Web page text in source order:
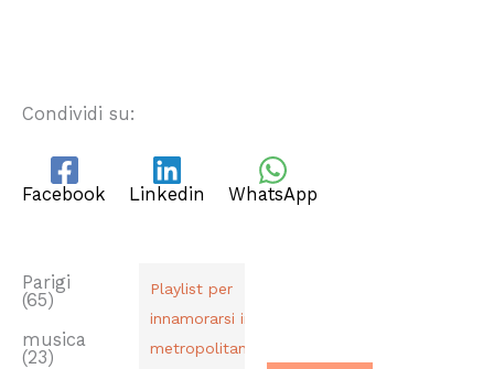
Condividi su:
Facebook Linkedin WhatsApp
Playlist per
innamorarsi in
metropolitana
Parigi
(65)
musica
(23)